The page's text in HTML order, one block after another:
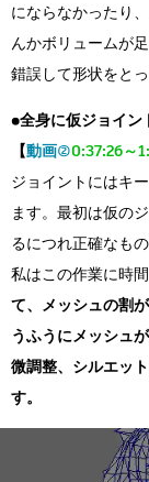
にならなかったり
んかボリュームが
錯誤して形状をとっ
●全身に仮ジョイン
【動画②0:37:26～
ジョイントにはキ
ます。最初は仮の
るにつれ正確なも
私はこの作業に時
て、メッシュの割
うふうにメッシュ
微調整、シルエッ
す。